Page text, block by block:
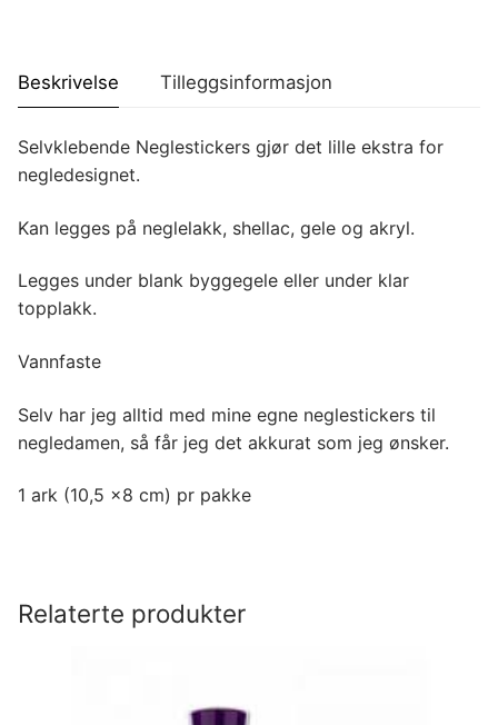
Beskrivelse Tilleggsinformasjon
Selvklebende Neglestickers gjør det lille ekstra for
negledesignet.
Kan legges på neglelakk, shellac, gele og akryl.
Legges under blank byggegele eller under klar
topplakk.
Vannfaste
Selv har jeg alltid med mine egne neglestickers til
negledamen, så får jeg det akkurat som jeg ønsker.
1 ark (10,5 x8 cm) pr pakke
Relaterte produkter